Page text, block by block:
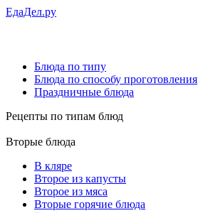
ЕдаДел.ру
Блюда по типу
Блюда по способу проготовления
Праздничные блюда
Рецепты по типам блюд
Вторые блюда
В кляре
Второе из капусты
Второе из мяса
Вторые горячие блюда